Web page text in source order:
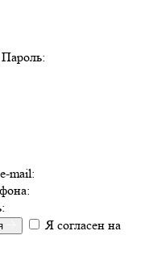
Пароль:
mail:
Я согласен на